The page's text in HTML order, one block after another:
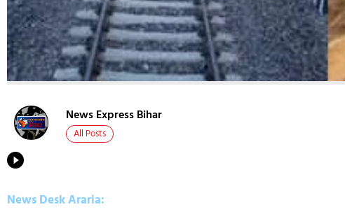
News Express Bihar
All Posts
News Desk Araria: